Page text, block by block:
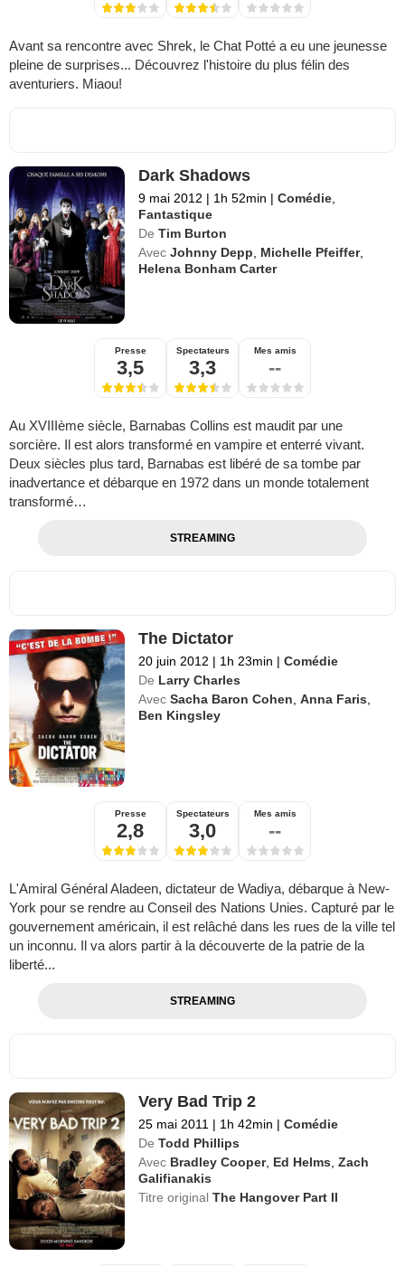
Avant sa rencontre avec Shrek, le Chat Potté a eu une jeunesse
pleine de surprises... Découvrez l'histoire du plus félin des
aventuriers. Miaou!
Dark Shadows
9 mai 2012 | 1h 52min | Comédie
Fantastique
De Tim Burton
Avec Johnny Depp Michelle Pfeiffer,
Helena Bonham Carter
Presse
3,5
Spectateurs
3,3
Mes amis
--
Au XVIIIème siècle, Barnabas Collins est maudit par une
sorcière. Il est alors transformé en vampire et enterré vivant.
Deux siècles plus tard, Barnabas est libéré de sa tombe par
inadvertance et débarque en 1972 dans un monde totalement
transformé…
STREAMING
The Dictator
20 juin 2012 | 1h 23min | Comédie
De Larry Charles
Avec Sacha Baron Cohen ,Anna Faris
Ben Kingsley
Presse
2,8
Spectateurs
3,0
Mes amis
--
L'Amiral Général Aladeen, dictateur de Wadiya, débarque à New-
York pour se rendre au Conseil des Nations Unies. Capturé par le
gouvernement américain, il est relâché dans les rues de la ville tel
un inconnu. Il va alors partir à la découverte de la patrie de la
liberté...
STREAMING
Very Bad Trip 2
25 mai 2011 | 1h 42min | Comédie
De Todd Phillips
Avec Bradley Cooper, Ed Helms ,Zach
Galifianakis
Titre originalThe Hangover Part II